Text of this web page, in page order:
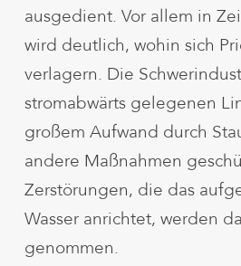
ausgedient. Vor allem in
wird deutlich, wohin sich
verlagern. Die
stromabwärts gelegenen
großem Aufwand durch
andere Maßnahmen
Zerstörungen, die das
Wasser anrichtet, werden
genommen.